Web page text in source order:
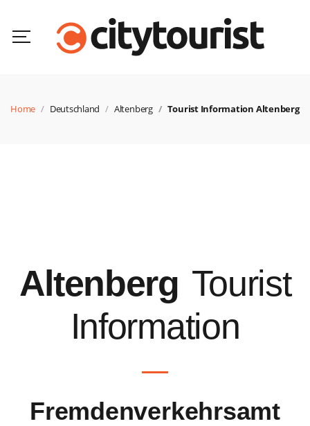
Home Deutschland Altenberg Tourist Information Altenberg
Altenberg Tourist
Information
Fremdenverkehrsamt